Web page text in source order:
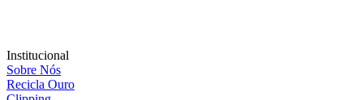
Institucional
Sobre Nós
Recicla Ouro